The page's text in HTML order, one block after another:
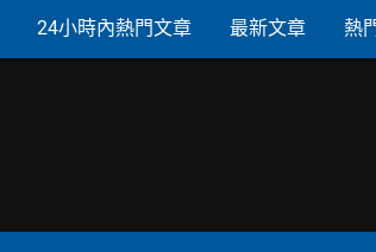
24小時內熱門文章 最新文章 熱